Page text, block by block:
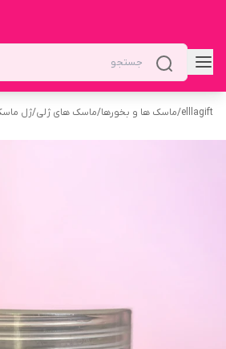
elllagift
/ماسک ها و بخورها/ماسک های ژلی/ژل